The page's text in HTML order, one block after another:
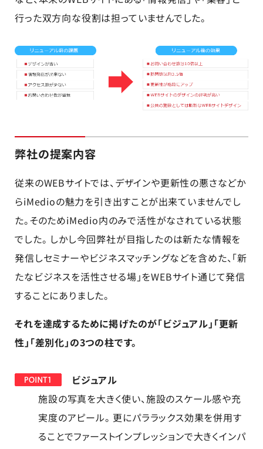
行った双方向な役割は担っていませんでした。
弊社の提案内容
従来のWEBサイトでは、デザインや更新性の悪さなどか
らiMedioの魅力を引き出すことが出来ていませんでし
た。そのためiMedio内のみで活性がなされている状態
でした。 しかし今回弊社が目指したのは新たな情報を
発信しセミナーやビジネスマッチングなどを含めた、「新
たなビジネスを活性させる場」をWEBサイト通じて発信
することにありました。
それを達成するために掲げたのが「ビジュアル」「更新
性」「差別化」の3つの柱です。
ビジュアル
施設の写真を大きく使い、施設のスケール感や充
実度のアピール。 更にパララックス効果を併用す
ることでファーストインプレッションで大きくインパ